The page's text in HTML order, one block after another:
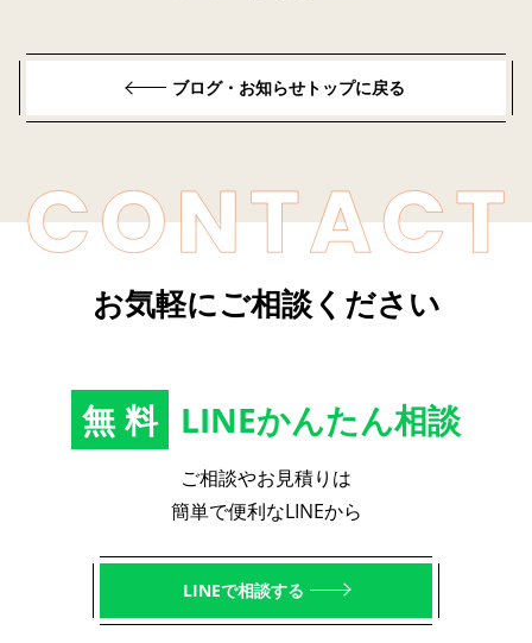
ブログ・お知らせトップに戻る
お気軽にご相談ください
無料 LINEかんたん相談
ご相談やお見積りは
簡単で便利なLINEから
LINEで相談する